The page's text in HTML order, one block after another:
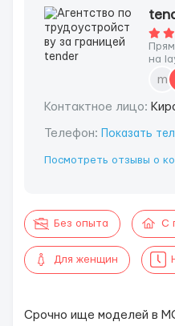
на
m
Контактное лицо:
Телефон: Показать
Посмотреть отзывы о
Без опыта С
Для женщин
Срочно ище моделей в